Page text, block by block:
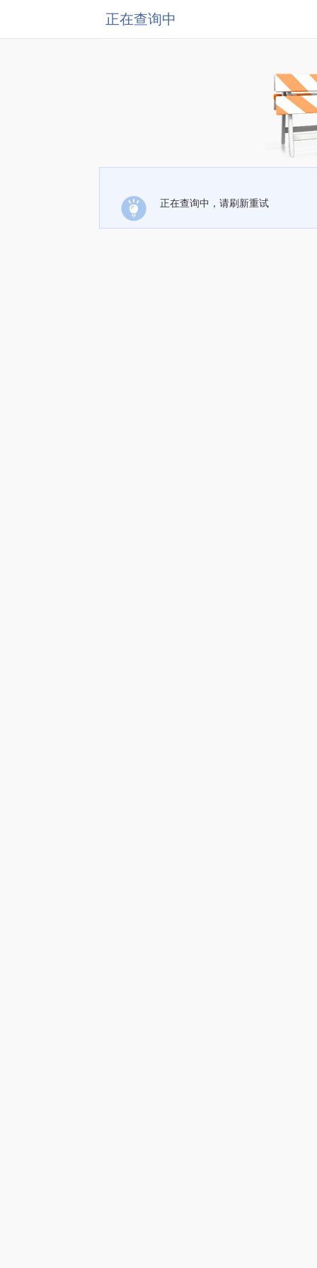
正在查询中
正在查询中，请刷新重试